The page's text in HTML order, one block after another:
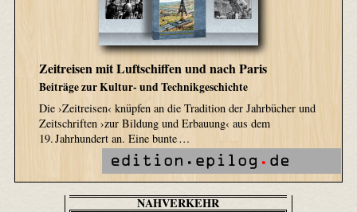
Zeitreisen mit Luftschiffen und nach Paris
Beiträge zur Kultur- und Technikgeschichte
Die ›Zeitreisen‹ knüpfen an die Tradition der Jahrbücher und
Zeitschriften ›zur Bildung und Erbauung‹ aus dem
19. Jahrhundert an. Eine bunte …
NAHVERKEHR